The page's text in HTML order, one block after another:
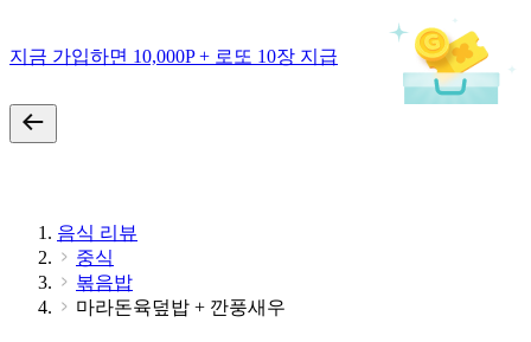
지금 가입하면 10,000P + 로또 10장 지급
음식 리뷰
중식
볶음밥
마라돈육덮밥 + 깐풍새우